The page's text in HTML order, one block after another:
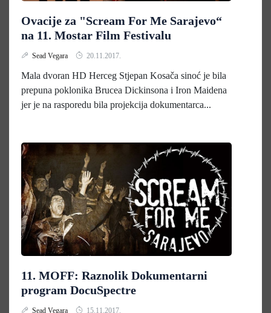
Ovacije za "Scream For Me Sarajevo“
na 11. Mostar Film Festivalu
Sead Vegara 20.11.2017.
Mala dvoran HD Herceg Stjepan Kosača sinoć je bila
prepuna poklonika Brucea Dickinsona i Iron Maidena
jer je na rasporedu bila projekcija dokumentarca...
11. MOFF: Raznolik Dokumentarni
program DocuSpectre
Sead Vegara 15.11.2017.